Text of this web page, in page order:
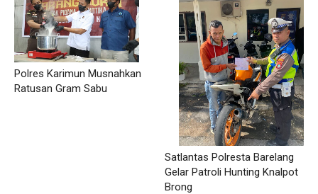
Polres Karimun Musnahkan
Ratusan Gram Sabu
Satlantas Polresta Barelang
Gelar Patroli Hunting Knalpot
Brong